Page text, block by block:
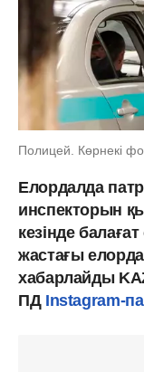
Полицей. Көрнекі
Елордалда
инспекторын
кезінде
жастағы
хабарлайды
ПД Instagram-